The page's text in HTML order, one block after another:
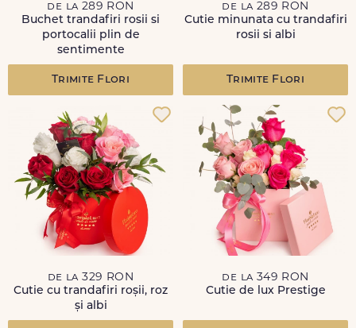
de la 289 RON
Buchet trandafiri rosii si
portocalii plin de
sentimente
Trimite Flori
de la 289 RON
Cutie minunata cu trandafiri
rosii si albi
Trimite Flori
de la 329 RON
Cutie cu trandafiri roșii, roz
și albi
de la 349 RON
Cutie de lux Prestige